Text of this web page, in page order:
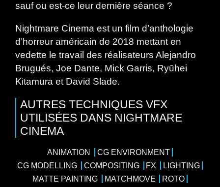
sauf ou est-ce leur dernière séance ?
Nightmare Cinema est un film d’anthologie
d’horreur américain de 2018 mettant en
vedette le travail des réalisateurs Alejandro
Brugués, Joe Dante, Mick Garris, Ryūhei
Kitamura et David Slade.
AUTRES TECHNIQUES VFX
UTILISÉES DANS NIGHTMARE
CINEMA
ANIMATION
CG ENVIRONMENT
CG MODELLING
COMPOSITING FX
LIGHTING
MATTE PAINTING
MATCHMOVE
ROTO